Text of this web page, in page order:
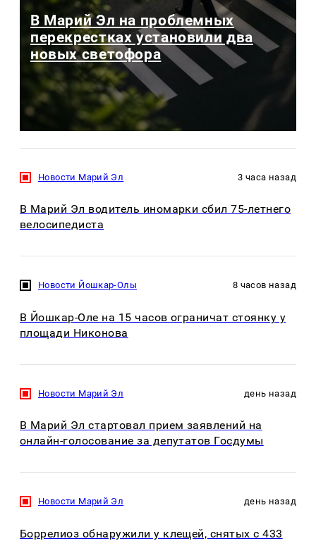
В Марий Эл на проблемных
перекрестках установили два
новых светофора
Новости Марий Эл 3 часа назад
В Марий Эл водитель иномарки сбил 75-летнего
велосипедиста
Новости Йошкар-Олы 8 часов назад
В Йошкар-Оле на 15 часов ограничат стоянку у
площади Никонова
Новости Марий Эл день назад
В Марий Эл стартовал прием заявлений на
онлайн-голосование за депутатов Госдумы
Новости Марий Эл день назад
Боррелиоз обнаружили у клещей, снятых с 433